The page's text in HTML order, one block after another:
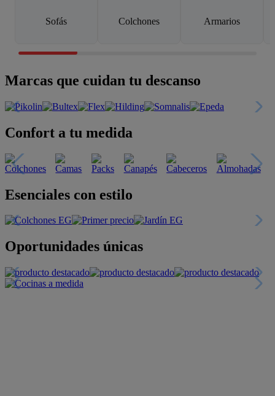
Sofás Colchones Armarios
Marcas que cuidan tu descanso
Confort a tu medida
Esenciales con estilo
Oportunidades únicas